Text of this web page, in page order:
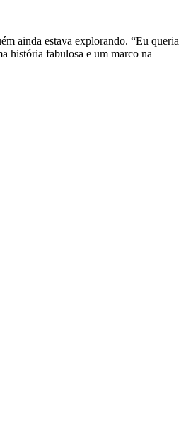
ainda estava explorando. “Eu queria
história fabulosa e um marco na